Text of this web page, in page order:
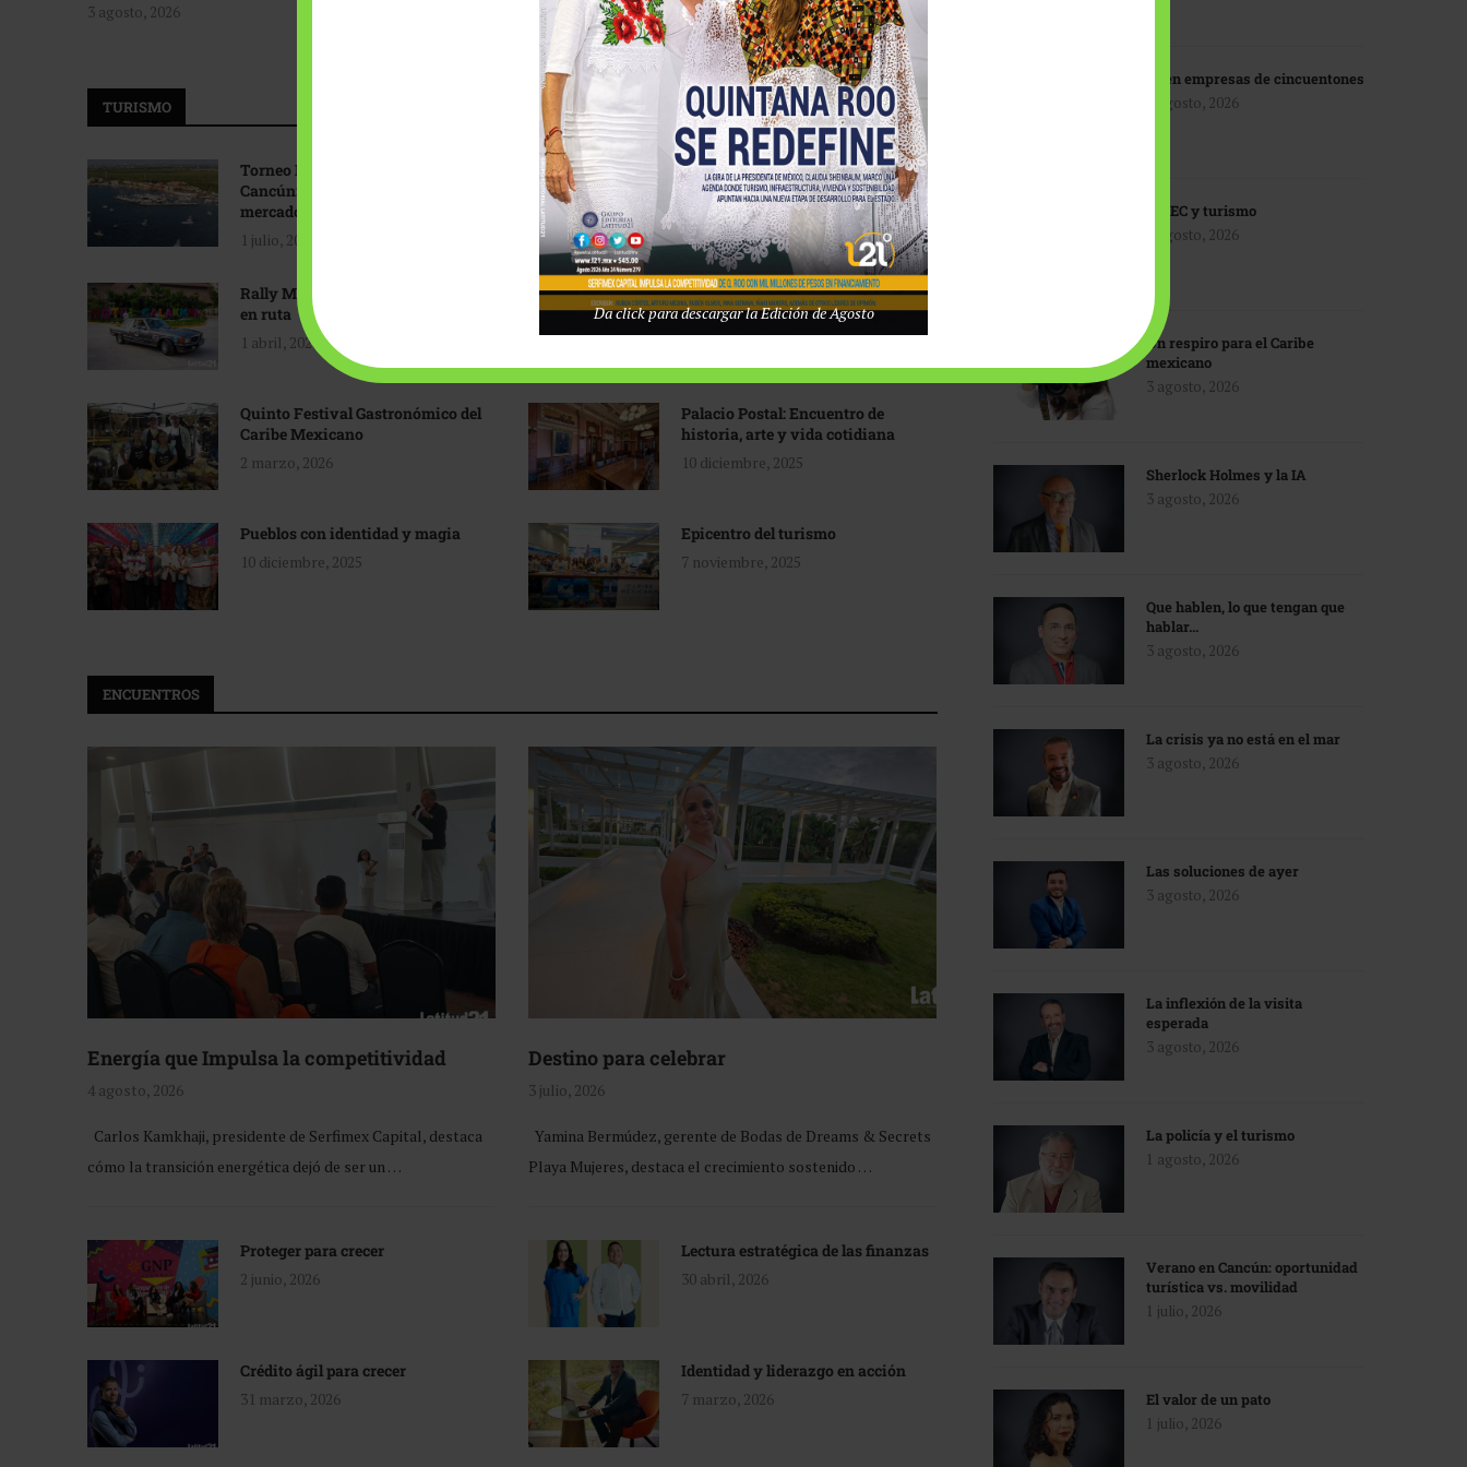
3 agosto, 2026
Tecnológico de Monterrey
3 agosto, 2026
TURISMO
Torneo Internacional de Pesca
Cancún: Navegando hacia nuevos
mercados
1 julio, 2026
Promoción turística con visión
1 abril, 2026
Rally Maya: Herencia automotriz
en ruta
1 abril, 2026
Industria global en
reconfiguración
31 marzo, 2026
Quinto Festival Gastronómico del
Caribe Mexicano
2 marzo, 2026
Palacio Postal: Encuentro de
historia, arte y vida cotidiana
10 diciembre, 2025
Pueblos con identidad y magia
10 diciembre, 2025
Epicentro del turismo
7 noviembre, 2025
ENCUENTROS
Energía que Impulsa la competitividad
4 agosto, 2026
Carlos Kamkhaji, presidente de Serfimex Capital, destaca
cómo la transición energética dejó de ser un …
Destino para celebrar
3 julio, 2026
Yamina Bermúdez, gerente de Bodas de Dreams & Secrets
Playa Mujeres, destaca el crecimiento sostenido …
Proteger para crecer
2 junio, 2026
Lectura estratégica de las finanzas
30 abril, 2026
Crédito ágil para crecer
31 marzo, 2026
Identidad y liderazgo en acción
7 marzo, 2026
IA en empresas de cincuentones
3 agosto, 2026
TMEC y turismo
3 agosto, 2026
Un respiro para el Caribe
mexicano
3 agosto, 2026
Sherlock Holmes y la IA
3 agosto, 2026
Que hablen, lo que tengan que
hablar…
3 agosto, 2026
La crisis ya no está en el mar
3 agosto, 2026
Las soluciones de ayer
3 agosto, 2026
La inflexión de la visita
esperada
3 agosto, 2026
La policía y el turismo
1 agosto, 2026
Verano en Cancún: oportunidad
turística vs. movilidad
1 julio, 2026
El valor de un pato
1 julio, 2026
Da click para descargar la Edición de Agosto